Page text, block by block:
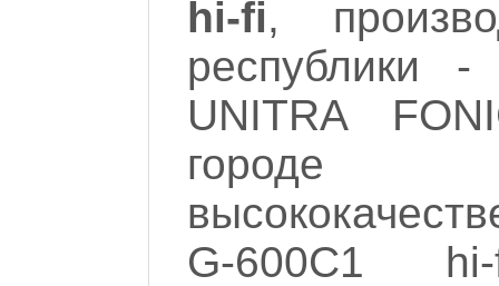
hi-fi,
республики
UNITRA
городе
G-600C1